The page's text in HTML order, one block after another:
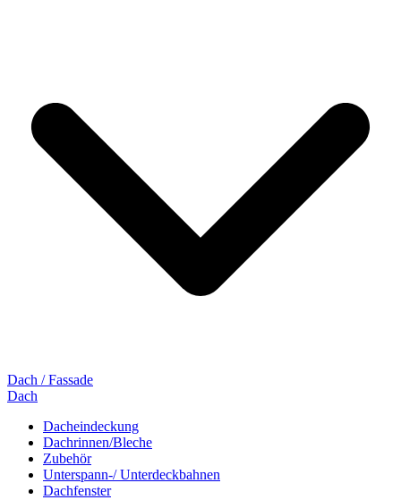
Dach / Fassade
Dach
Dacheindeckung
Dachrinnen/Bleche
Zubehör
Unterspann-/ Unterdeckbahnen
Dachfenster